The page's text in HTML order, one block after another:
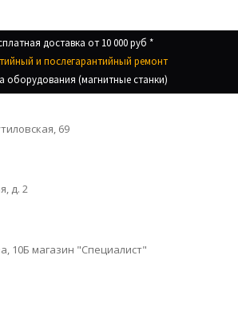
доставка от 10 000 руб *
и послегарантийный ремонт
оборудования (магнитные станки)
69
д. 2
10Б магазин "Специалист"